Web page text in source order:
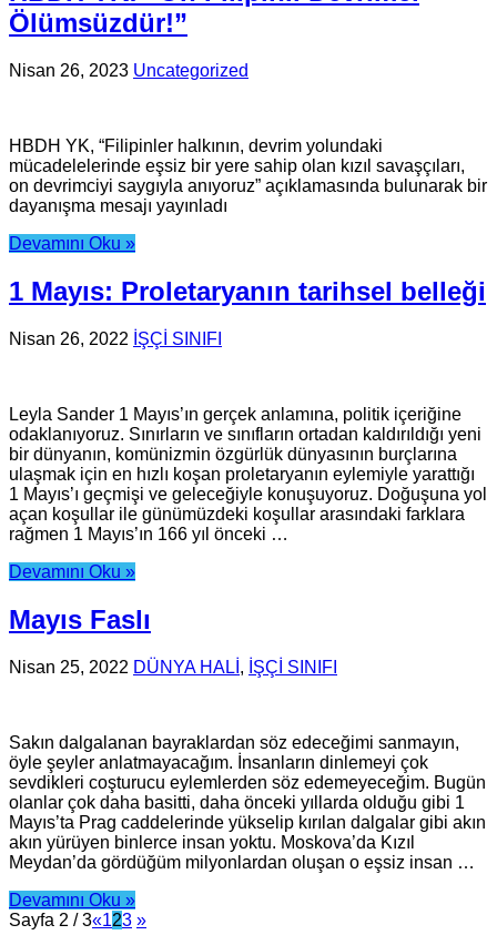
Ölümsüzdür!”
Nisan 26, 2023 Uncategorized
HBDH YK, “Filipinler halkının, devrim yolundaki
mücadelelerinde eşsiz bir yere sahip olan kızıl savaşçıları,
on devrimciyi saygıyla anıyoruz” açıklamasında bulunarak bir
dayanışma mesajı yayınladı
Devamını Oku »
1 Mayıs: Proletaryanın tarihsel belleği
Nisan 26, 2022 İŞÇİ SINIFI
Leyla Sander 1 Mayıs’ın gerçek anlamına, politik içeriğine
odaklanıyoruz. Sınırların ve sınıfların ortadan kaldırıldığı yeni
bir dünyanın, komünizmin özgürlük dünyasının burçlarına
ulaşmak için en hızlı koşan proletaryanın eylemiyle yarattığı
1 Mayıs’ı geçmişi ve geleceğiyle konuşuyoruz. Doğuşuna yol
açan koşullar ile günümüzdeki koşullar arasındaki farklara
rağmen 1 Mayıs’ın 166 yıl önceki …
Devamını Oku »
Mayıs Faslı
Nisan 25, 2022 DÜNYA HALİ , İŞÇİ SINIFI
Sakın dalgalanan bayraklardan söz edeceğimi sanmayın,
öyle şeyler anlatmayacağım. İnsanların dinlemeyi çok
sevdikleri coşturucu eylemlerden söz edemeyeceğim. Bugün
olanlar çok daha basitti, daha önceki yıllarda olduğu gibi 1
Mayıs’ta Prag caddelerinde yükselip kırılan dalgalar gibi akın
akın yürüyen binlerce insan yoktu. Moskova’da Kızıl
Meydan’da gördüğüm milyonlardan oluşan o eşsiz insan …
Devamını Oku »
Sayfa 2 / 3«123 »